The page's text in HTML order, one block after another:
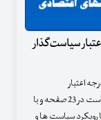
سیاست‌گذار
اعتبار
سیاست‌گذار پولی بر ثبات مالی در اقتصاد ایران" مقاله ای است در 23 صفحه و با
رویکرد سیاست ها و